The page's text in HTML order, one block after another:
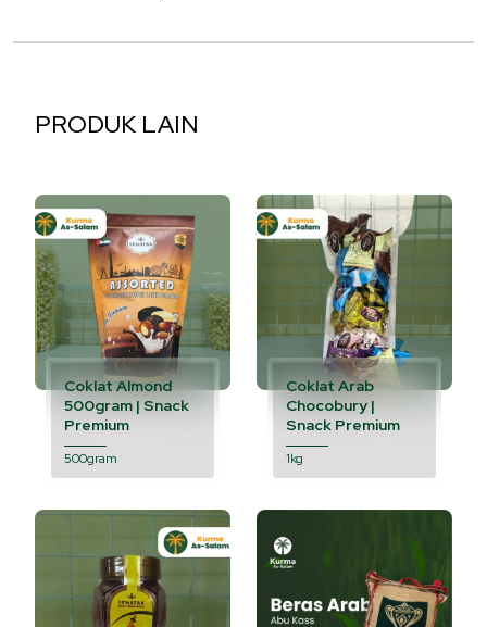
PRODUK LAIN
Coklat Almond
500gram | Snack
Premium
500gram
Coklat Arab
Chocobury |
Snack Premium
1kg